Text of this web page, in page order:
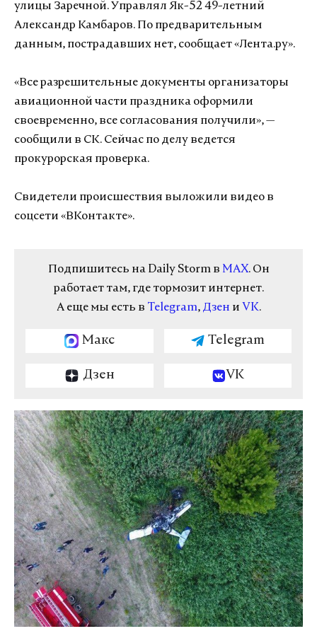
улицы Заречной. Управлял Як-52 49-летний
Александр Камбаров. По предварительным
данным, пострадавших нет, сообщает «Лента.ру».
«Все разрешительные документы организаторы
авиационной части праздника оформили
своевременно, все согласования получили», —
сообщили в СК. Сейчас по делу ведется
прокурорская проверка.
Свидетели происшествия выложили видео в
соцсети «ВКонтакте».
Подпишитесь на Daily Storm в MAX. Он
работает там, где тормозит интернет.
А еще мы есть в Telegram, Дзен и VK.
Макс Telegram
Дзен VK